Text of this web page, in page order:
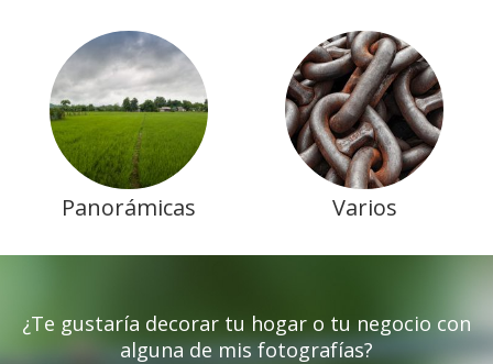
Panorámicas Varios
¿Te gustaría decorar tu hogar o tu negocio con
alguna de mis fotografías?